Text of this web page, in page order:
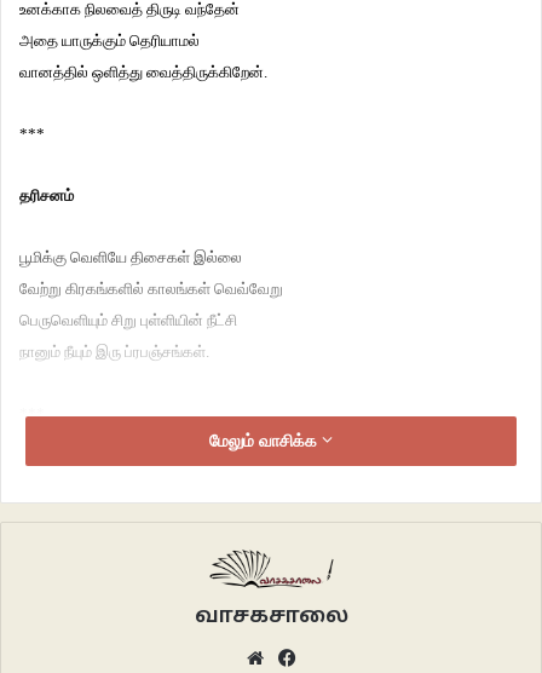
உனக்காக நிலவைத் திருடி வந்தேன்
அதை யாருக்கும் தெரியாமல்
வானத்தில் ஒளித்து வைத்திருக்கிறேன்.
***
தரிசனம்
பூமிக்கு வெளியே திசைகள் இல்லை
வேற்று கிரகங்களில் காலங்கள் வெவ்வேறு
பெருவெளியும் சிறு புள்ளியின் நீட்சி
நானும் நீயும் இரு ப்ரபஞ்சங்கள்.
***
தனித்தனிப் பெயர் சூட்டப்பட்டிருந்தாலும்
மேலும் வாசிக்க
வாசகசாலை
Website